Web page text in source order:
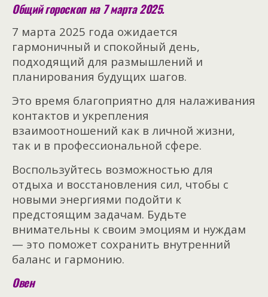
Общий гороскоп на 7 марта 2025.
7 марта 2025 года ожидается
гармоничный и спокойный день,
подходящий для размышлений и
планирования будущих шагов.
Это время благоприятно для налаживания
контактов и укрепления
взаимоотношений как в личной жизни,
так и в профессиональной сфере.
Воспользуйтесь возможностью для
отдыха и восстановления сил, чтобы с
новыми энергиями подойти к
предстоящим задачам. Будьте
внимательны к своим эмоциям и нуждам
— это поможет сохранить внутренний
баланс и гармонию.
Овен